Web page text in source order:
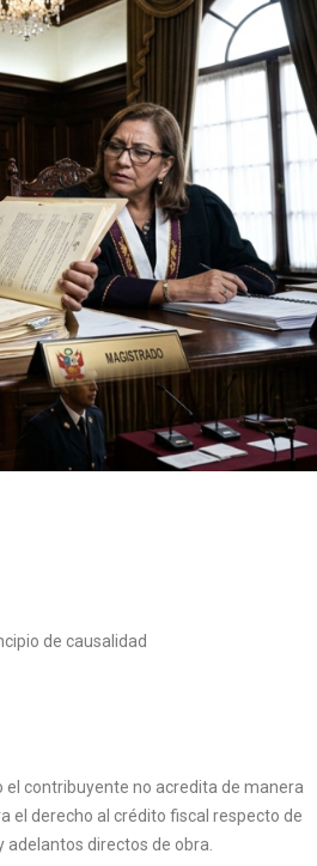
de causalidad
contribuyente no acredita de manera
el derecho al crédito fiscal respecto de
directos de obra.